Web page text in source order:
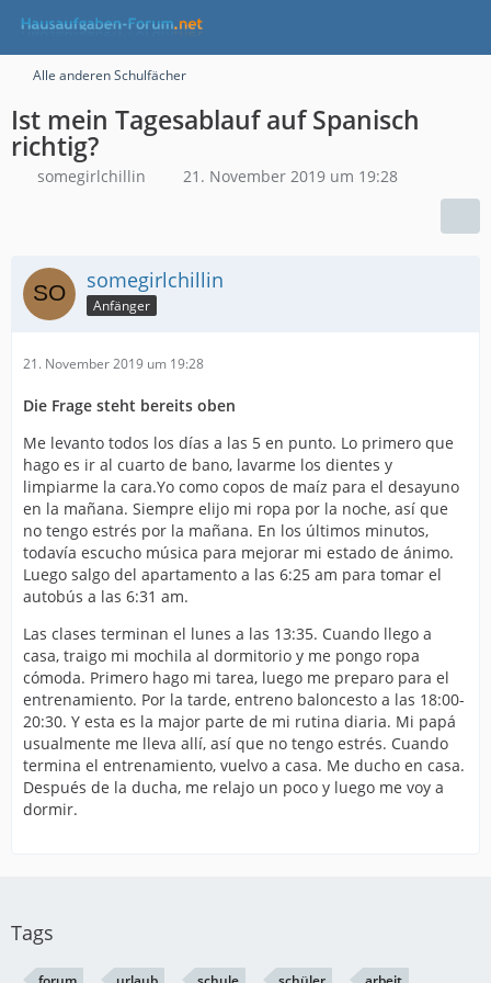
Alle anderen Schulfächer
Ist mein Tagesablauf auf Spanisch
richtig?
somegirlchillin 21. November 2019 um 19:28
somegirlchillin
Anfänger
21. November 2019 um 19:28
Die Frage steht bereits oben
Me levanto todos los días a las 5 en punto. Lo primero que
hago es ir al cuarto de bano, lavarme los dientes y
limpiarme la cara.Yo como copos de maíz para el desayuno
en la mañana. Siempre elijo mi ropa por la noche, así que
no tengo estrés por la mañana. En los últimos minutos,
todavía escucho música para mejorar mi estado de ánimo.
Luego salgo del apartamento a las 6:25 am para tomar el
autobús a las 6:31 am.
Las clases terminan el lunes a las 13:35. Cuando llego a
casa, traigo mi mochila al dormitorio y me pongo ropa
cómoda. Primero hago mi tarea, luego me preparo para el
entrenamiento. Por la tarde, entreno baloncesto a las 18:00-
20:30. Y esta es la major parte de mi rutina diaria. Mi papá
usualmente me lleva allí, así que no tengo estrés. Cuando
termina el entrenamiento, vuelvo a casa. Me ducho en casa.
Después de la ducha, me relajo un poco y luego me voy a
dormir.
Tags